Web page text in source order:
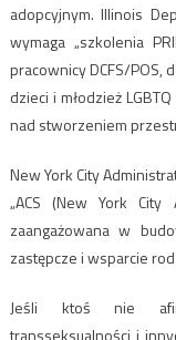
adopcyjnym. Illinois
wymaga „szkolenia
pracownicy DCFS/POS,
dzieci i młodzież
nad stworzeniem
New York City
„ACS (New York City
zaangażowana w
zastępcze i wsparcie
Jeśli ktoś nie
transseksualności i